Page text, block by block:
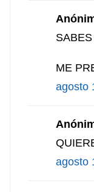
ME
agosto
agosto